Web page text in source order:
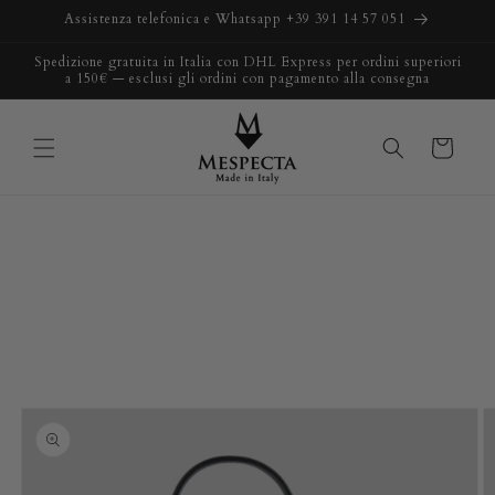
direttamente
Assistenza telefonica e Whatsapp +39 391 14 57 051
Spedizione gratuita in Italia con DHL Express per ordini superiori
a 150€ — esclusi gli ordini con pagamento alla consegna
Carrello